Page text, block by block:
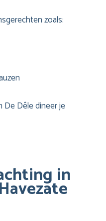
zoals:
De Dêle dineer je
in